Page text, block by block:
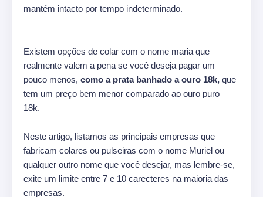
mantém intacto por tempo indeterminado.
Existem opções de colar com o nome maria que
realmente valem a pena se você deseja pagar um
pouco menos, como a prata banhado a ouro 18k, que
tem um preço bem menor comparado ao ouro puro
18k.
Neste artigo, listamos as principais empresas que
fabricam colares ou pulseiras com o nome Muriel ou
qualquer outro nome que você desejar, mas lembre-se,
exite um limite entre 7 e 10 carecteres na maioria das
empresas.